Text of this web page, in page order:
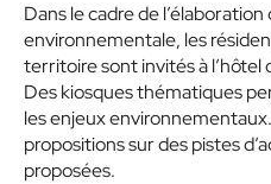
Dans le cadre de
environnementale, les
territoire sont invités à l’hôtel
Des kiosques thématiques
les enjeux
propositions sur des pistes
proposées.